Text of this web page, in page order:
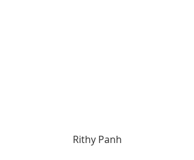
Rithy Panh